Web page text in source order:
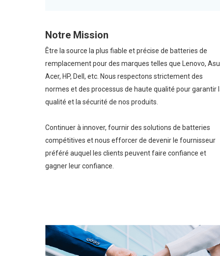
Notre Mission
Être la source la plus fiable et précise de batteries de
remplacement pour des marques telles que Lenovo,
Acer, HP, Dell, etc. Nous respectons strictement des
normes et des processus de haute qualité pour garantir
qualité et la sécurité de nos produits.
Continuer à innover, fournir des solutions de batteries
compétitives et nous efforcer de devenir le fournisseur
préféré auquel les clients peuvent faire confiance et
gagner leur confiance.